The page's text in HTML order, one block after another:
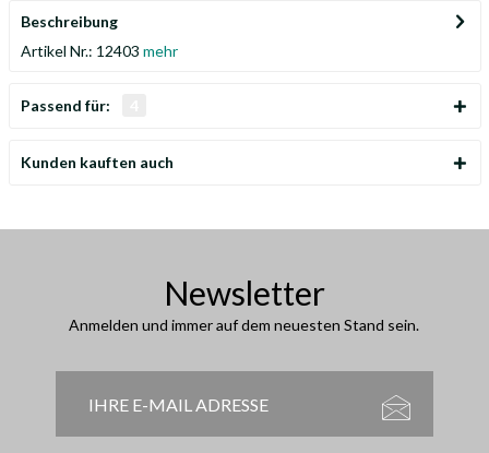
Beschreibung
Artikel Nr.: 12403 mehr
Passend für:
Kunden kauften auch
Newsletter
Anmelden und immer auf dem neuesten Stand sein.